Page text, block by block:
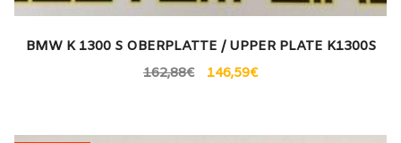
BMW K 1300 S OBERPLATTE / UPPER PLATE K1300S
162,88€ 146,59€